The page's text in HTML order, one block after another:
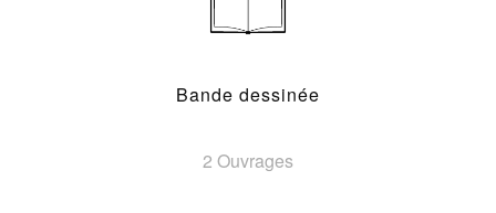
Bande dessinée
2 Ouvrages